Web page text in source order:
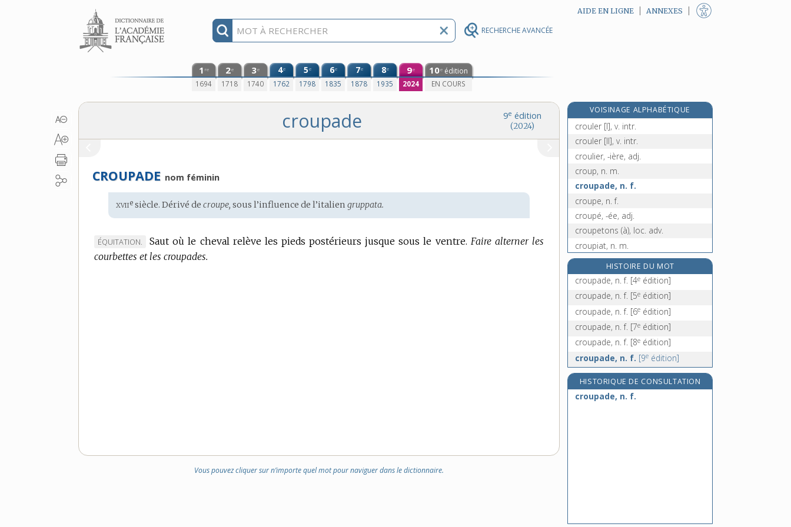
RECHERCHE AVANCÉE
Aller au contenu AIDE EN LIGNE ANNEXES
1 re
1694
2e
1718
3e
1740
4e
1762
5e
1798
6e
1835
7e
1878
8e
1935
9e
2024
10e édition
EN COURS
9e édition
(2024)
croupade
CROUPADE nom féminin
Étymologie
:
xviie siècle. Dérivé decroupe, sous l’influence de l’italien gruppata.
MARQUE
DE
ÉQUITATION. Saut où le cheval relève les pieds postérieurs jusque sous le ventre. Faire alterner les
courbettes et les croupades.
Vous pouvez cliquer sur n’importe quel mot pour naviguer dans le dictionnaire.
VOISINAGE ALPHABÉTIQUE
croulement, n. m.[7eédition]
crouler [I], v. intr.
crouler [II], v. intr.
croulier, -ière, adj.
croup, n. m.
croupade, n. f.
croupe, n. f.
croupé, -ée, adj.
croupetons (à), loc. adv.
croupiat, n. m.
croupier, adj. et n. m.
croupière, n. f.
croupion, n. m.
croupissant, -ante, adj.
HISTOIRE DU MOT
croupade, n. f. [4e édition]
croupade, n. f. [5e édition]
croupade, n. f. [6e édition]
croupade, n. f. [7e édition]
croupade, n. f. [8e édition]
croupade, n. f. [9e édition]
HISTORIQUE DE CONSULTATION
croupade, n. f.